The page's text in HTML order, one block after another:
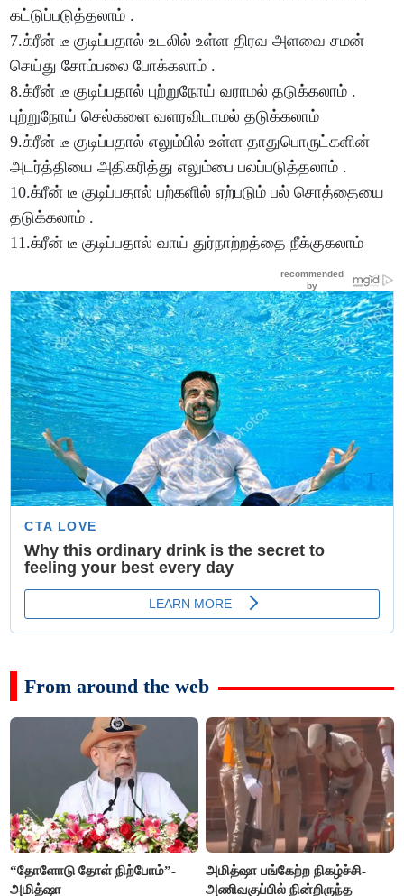
கட்டுப்படுத்தலாம் .
7.க்ரீன் டீ குடிப்பதால் உடலில் உள்ள திரவ அளவை சமன்
செய்து சோம்பலை போக்கலாம் .
8.க்ரீன் டீ குடிப்பதால் புற்றுநோய் வராமல் தடுக்கலாம் .
புற்றுநோய் செல்களை வளரவிடாமல் தடுக்கலாம்
9.க்ரீன் டீ குடிப்பதால் எலும்பில் உள்ள தாதுபொருட்களின்
அடர்த்தியை அதிகரித்து எலும்பை பலப்படுத்தலாம் .
10.க்ரீன் டீ குடிப்பதால் பற்களில் ஏற்படும் பல் சொத்தையை
தடுக்கலாம் .
11.க்ரீன் டீ குடிப்பதால் வாய் துர்நாற்றத்தை நீக்குகலாம்
From around the web
“தோளோடு தோள் நிற்போம்”-
அமித்ஷா
அமித்ஷா பங்கேற்ற நிகழ்ச்சி-
அணிவகுப்பில் நின்றிருந்த